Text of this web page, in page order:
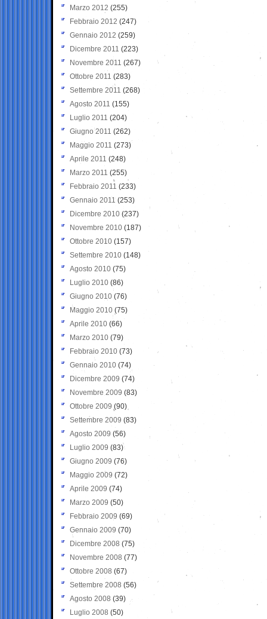
Marzo 2012 (255)
Febbraio 2012 (247)
Gennaio 2012 (259)
Dicembre 2011 (223)
Novembre 2011 (267)
Ottobre 2011 (283)
Settembre 2011 (268)
Agosto 2011 (155)
Luglio 2011 (204)
Giugno 2011 (262)
Maggio 2011 (273)
Aprile 2011 (248)
Marzo 2011 (255)
Febbraio 2011 (233)
Gennaio 2011 (253)
Dicembre 2010 (237)
Novembre 2010 (187)
Ottobre 2010 (157)
Settembre 2010 (148)
Agosto 2010 (75)
Luglio 2010 (86)
Giugno 2010 (76)
Maggio 2010 (75)
Aprile 2010 (66)
Marzo 2010 (79)
Febbraio 2010 (73)
Gennaio 2010 (74)
Dicembre 2009 (74)
Novembre 2009 (83)
Ottobre 2009 (90)
Settembre 2009 (83)
Agosto 2009 (56)
Luglio 2009 (83)
Giugno 2009 (76)
Maggio 2009 (72)
Aprile 2009 (74)
Marzo 2009 (50)
Febbraio 2009 (69)
Gennaio 2009 (70)
Dicembre 2008 (75)
Novembre 2008 (77)
Ottobre 2008 (67)
Settembre 2008 (56)
Agosto 2008 (39)
Luglio 2008 (50)